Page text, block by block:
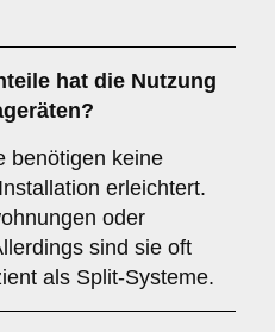
hat die Nutzung
?
benötigen keine
erleichtert.
oder
sind sie oft
als Split-Systeme.